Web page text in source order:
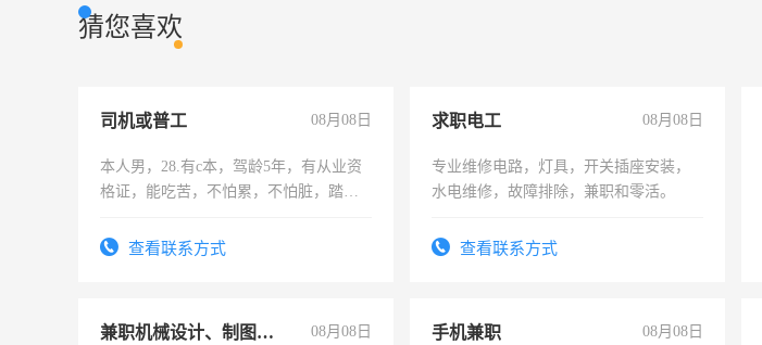
猜您喜欢
司机或普工 08月08日
本人男，28.有c本，驾龄5年，有从业资
格证，能吃苦，不怕累，不怕脏，踏
查看联系方式
求职电工 08月08日
专业维修电路，灯具，开关插座安装，
水电维修，故障排除，兼职和零活。
查看联系方式
兼职机械设计、制图、设备改造 08月08日 手机兼职 08月08日